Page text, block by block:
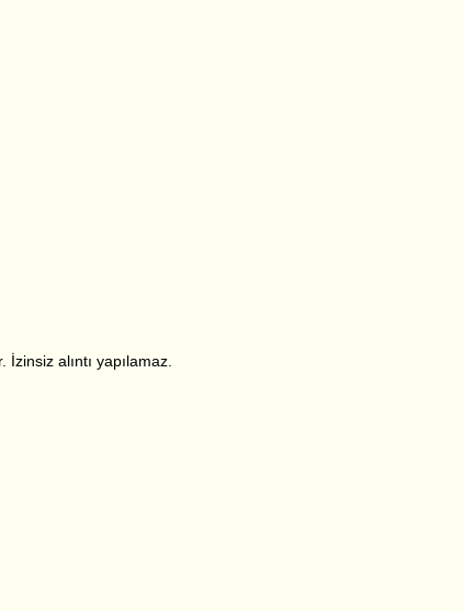
alıntı yapılamaz.